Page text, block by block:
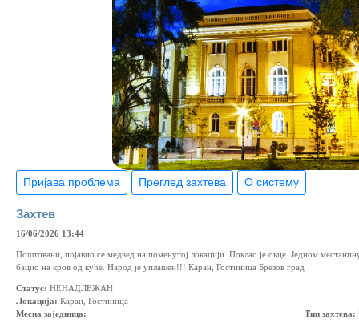
Пријава проблема Преглед захтева О систему
Захтев
16/06/2026 13:44
Поштовани, појавио се медвед на поменутој локацији. Поклао је овце. Једном
бацио на кров од куће. Народ је уплашен!!! Каран, Гостиница Брезов град
Статус: НЕНАДЛЕЖАН
Локација: Каран, Гостиница
Месна заједница:
Тип захтева: